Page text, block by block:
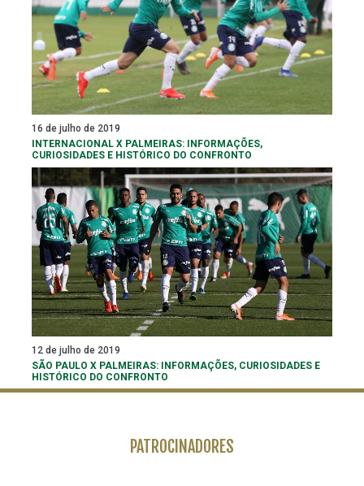
16 de julho de 2019
INTERNACIONAL X PALMEIRAS: INFORMAÇÕES,
CURIOSIDADES E HISTÓRICO DO CONFRONTO
12 de julho de 2019
SÃO PAULO X PALMEIRAS: INFORMAÇÕES, CURIOSIDADES E
HISTÓRICO DO CONFRONTO
PATROCINADORES